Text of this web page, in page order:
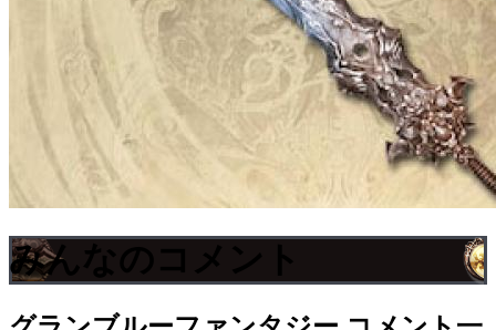
みんなのコメント